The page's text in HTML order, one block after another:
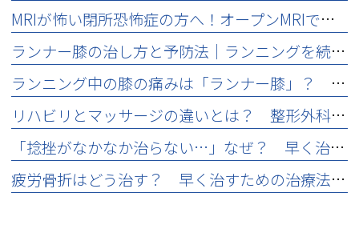
MRIが怖い閉所恐怖症の方へ！オープンMRIでスポーツ外傷を検査
ランナー膝の治し方と予防法｜ランニングを続けるために必要な治療とは
ランニング中の膝の痛みは「ランナー膝」？ 原因と症状を解説
リハビリとマッサージの違いとは？ 整形外科で行う運動療法の効果と重要性
「捻挫がなかなか治らない…」なぜ？ 早く治すための対処法
疲労骨折はどう治す？ 早く治すための治療法と回復のポイントを解説